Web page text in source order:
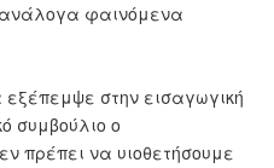
φαινόμενα
στην εισαγωγική
συμβούλιο ο
πρέπει να υιοθετήσουμε